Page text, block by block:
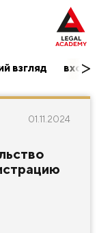
взгляд вход/
01.11.2024